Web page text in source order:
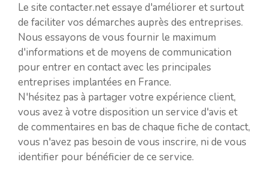
Le site contacter.net essaye d'améliorer et surtout
de faciliter vos démarches auprès des entreprises.
Nous essayons de vous fournir le maximum
d'informations et de moyens de communication
pour entrer en contact avec les principales
entreprises implantées en France.
N'hésitez pas à partager votre expérience client,
vous avez à votre disposition un service d'avis et
de commentaires en bas de chaque fiche de contact,
vous n'avez pas besoin de vous inscrire, ni de vous
identifier pour bénéficier de ce service.